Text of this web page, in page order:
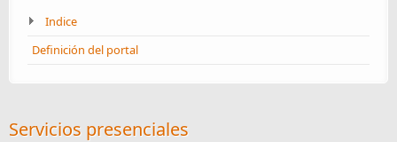
Indice
Definición del portal
Servicios presenciales